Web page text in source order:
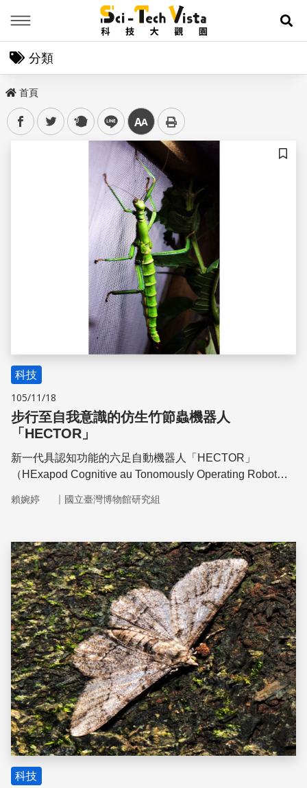
展
分類
首頁
facebooktwitter plurk line 中
儲存
科技
105/11/18
步行至自我意識的仿生竹節蟲機器人
「HECTOR」
新一代具認知功能的六足自動機器人「HECTOR」
（HExapod Cognitive au Tonomously Operating Robot）
夠背負接近體重三倍約30公斤貨物行動。這款模擬印度紅
體架構使其具有靈活的自由度能自行走動，成功跨越階梯、
走過碎石地、跨越崎嶇地形
賴婉婷 ｜ 國立臺灣博物館研究組
儲存
科技